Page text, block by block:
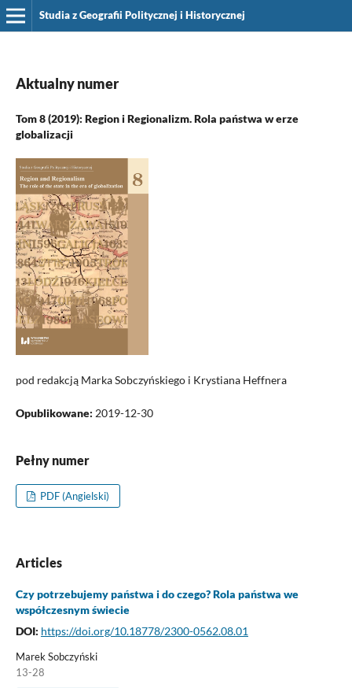
Studia z Geografii Politycznej i Historycznej
Aktualny numer
Tom 8 (2019): Region i Regionalizm. Rola państwa w erze
globalizacji
pod redakcją Marka Sobczyńskiego i Krystiana Heffnera
Opublikowane: 2019-12-30
Pełny numer
PDF (Angielski)
Articles
Czy potrzebujemy państwa i do czego? Rola państwa we
współczesnym świecie
DOI: https://doi.org/10.18778/2300-0562.08.01
Marek Sobczyński
13-28